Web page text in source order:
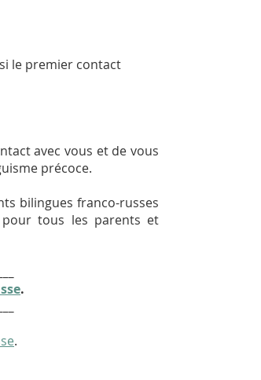
le premier contact
avec vous et de vous
précoce.
bilingues franco-russes
pour tous les parents et
.
.